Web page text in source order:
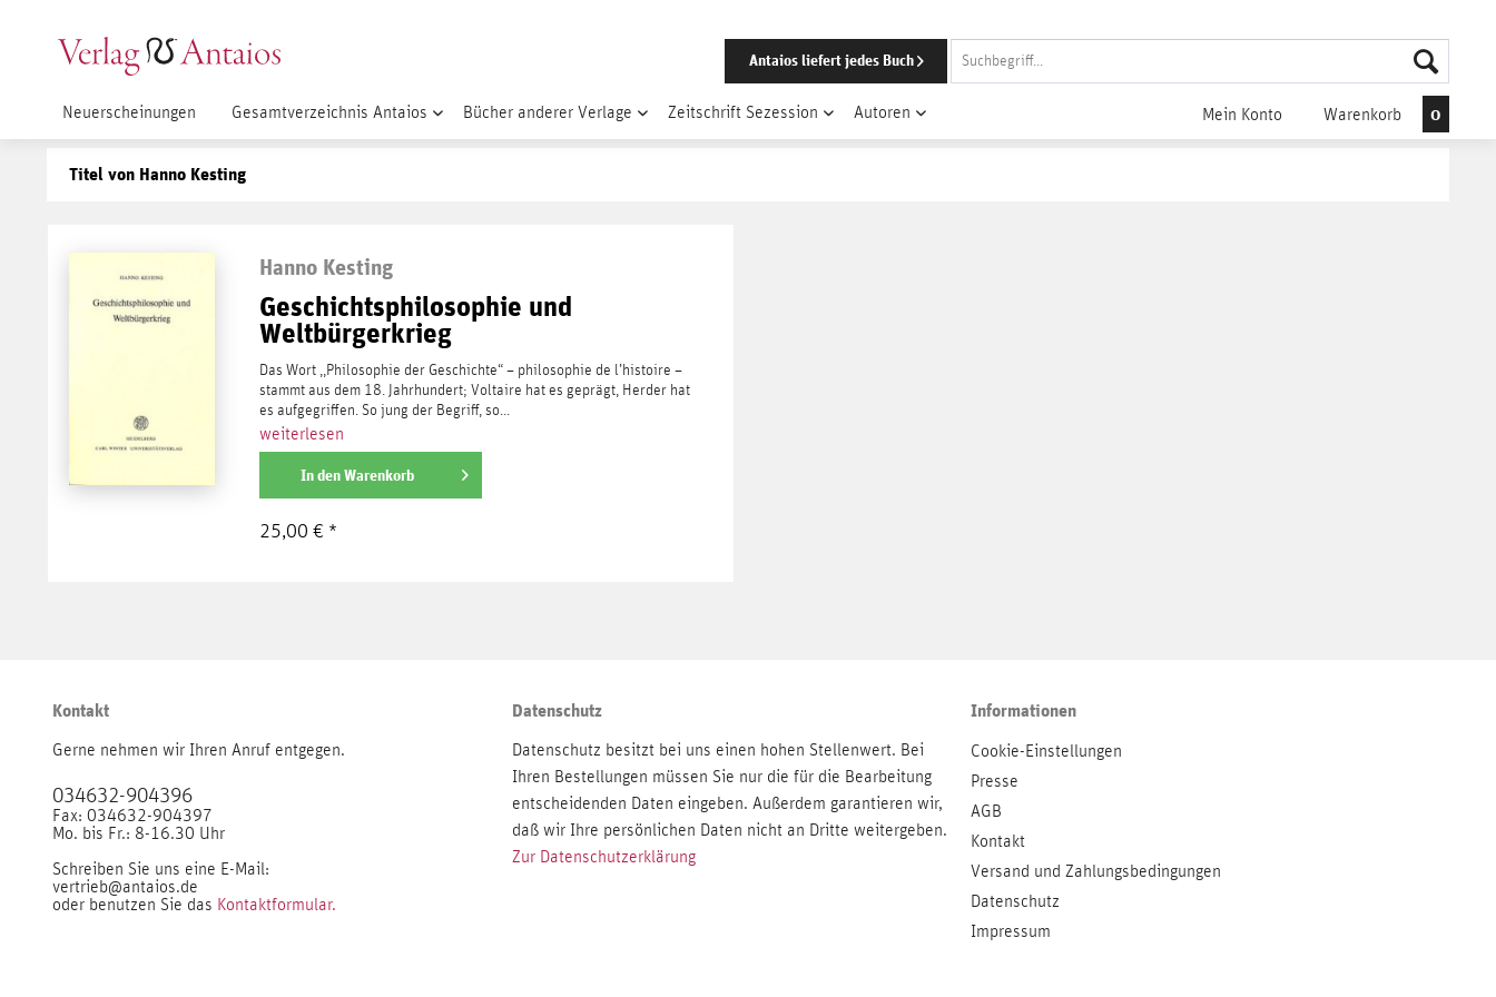
Antaios liefert jedes Buch
Neuerscheinungen Gesamtverzeichnis Antaios Bücher anderer Verlage Zeitschrift Sezession Autoren Mein Konto Warenkorb 0
Titel von Hanno Kesting
Hanno Kesting
Geschichtsphilosophie und
Weltbürgerkrieg
Das Wort ,,Philosophie der Geschichte“ – philosophie de l’histoire –
stammt aus dem 18. Jahrhundert; Voltaire hat es geprägt, Herder hat
es aufgegriffen. So jung der Begriff, so...
weiterlesen
In den Warenkorb
25,00 € *
Kontakt
Gerne nehmen wir Ihren Anruf entgegen.
034632-904396
Fax: 034632-904397
Mo. bis Fr.: 8-16.30 Uhr
Schreiben Sie uns eine E-Mail:
vertrieb@antaios.de
oder benutzen Sie das Kontaktformular.
Datenschutz
Datenschutz besitzt bei uns einen hohen Stellenwert. Bei
Ihren Bestellungen müssen Sie nur die für die Bearbeitung
entscheidenden Daten eingeben. Außerdem garantieren wir,
daß wir Ihre persönlichen Daten nicht an Dritte weitergeben.
Zur Datenschutzerklärung
Informationen
Cookie-Einstellungen
Presse
AGB
Kontakt
Versand und Zahlungsbedingungen
Datenschutz
Impressum